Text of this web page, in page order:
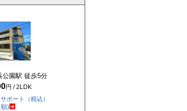
公園駅 徒歩5分
円 / 2LDK
ポート（税込）
)